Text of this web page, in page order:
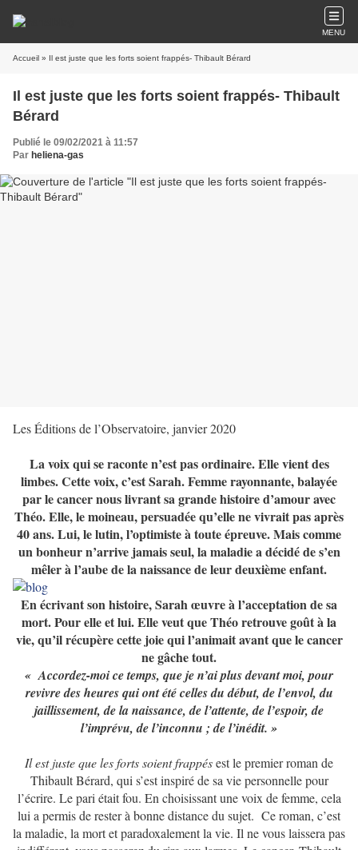
MENU
Accueil » Il est juste que les forts soient frappés- Thibault Bérard
Il est juste que les forts soient frappés- Thibault
Bérard
Publié le 09/02/2021 à 11:57
Par heliena-gas
Les Éditions de l’Observatoire, janvier 2020
La voix qui se raconte n’est pas ordinaire. Elle vient des
limbes. Cette voix, c’est Sarah. Femme rayonnante, balayée
par le cancer nous livrant sa grande histoire d’amour avec
Théo. Elle, le moineau, persuadée qu’elle ne vivrait pas après
40 ans. Lui, le lutin, l’optimiste à toute épreuve. Mais comme
un bonheur n’arrive jamais seul, la maladie a décidé de s’en
mêler à l’aube de la naissance de leur deuxième enfant.
En écrivant son histoire, Sarah œuvre à l’acceptation de sa
mort. Pour elle et lui. Elle veut que Théo retrouve goût à la
vie, qu’il récupère cette joie qui l’animait avant que le cancer
ne gâche tout.
« Accordez-moi ce temps, que je n’ai plus devant moi, pour
revivre des heures qui ont été celles du début, de l’envol, du
jaillissement, de la naissance, de l’attente, de l’espoir, de
l’imprévu, de l’inconnu ; de l’inédit. »
Il est juste que les forts soient frappésest le premier roman de
Thibault Bérard, qui s’est inspiré de sa vie personnelle pour
l’écrire. Le pari était fou. En choisissant une voix de femme, cela
lui a permis de rester à bonne distance du sujet. Ce roman, c’est
la maladie, la mort et paradoxalement la vie. Il ne vous laissera pas